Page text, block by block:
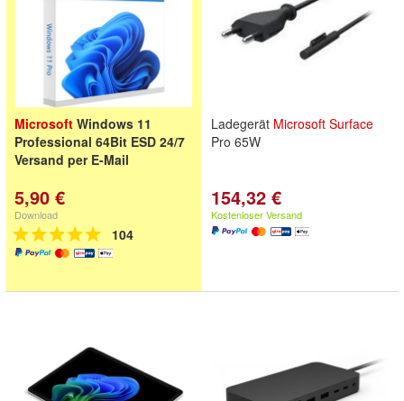
Microsoft Windows 11
Professional 64Bit ESD 24/7
Versand per E-Mail
5,90 €
Download
104
Ladegerät Microsoft Surface
Pro 65W
154,32 €
Kostenloser Versand